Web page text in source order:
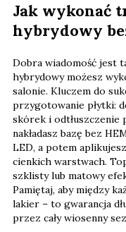
Jak wykonać
hybrydowy
Dobra wiadomość jest
hybrydowy możesz
salonie. Kluczem do
przygotowanie płytki:
skórek i odtłuszczenie
nakładasz bazę bez
LED, a potem
cienkich warstwach.
szklisty lub matowy
Pamiętaj, aby między
lakier – to gwarancja
przez cały wiosenny